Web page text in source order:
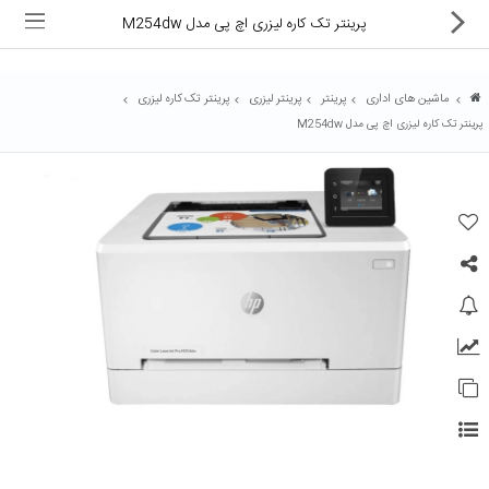
ماشین های اداری
کالای دیجیتال
لوازم التحریر
کارتریج و تونر
تجهیزات فروشگاهی و بانکی
پرینتر تک کاره لیزری اچ پی مدل M254dw
ماشین های اداری پرینتر پرینتر لیزری پرینتر تک کاره لیزری
پرینتر تک کاره لیزری اچ پی مدل M254dw